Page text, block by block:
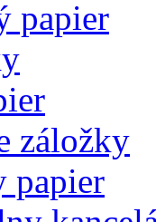
papier
záložky
papier